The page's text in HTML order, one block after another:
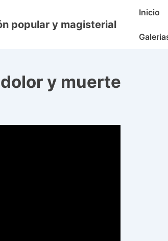
popular y magisterial
Inicio
y muerte